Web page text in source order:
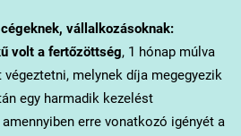
vállalkozásoknak:
volt a fertőzöttség, 1 hónap múlva
melynek díja megegyezik
egy harmadik kezelést
erre vonatkozó igényét a